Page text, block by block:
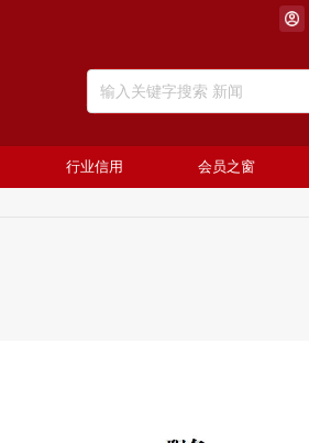
行业信用 会员之窗